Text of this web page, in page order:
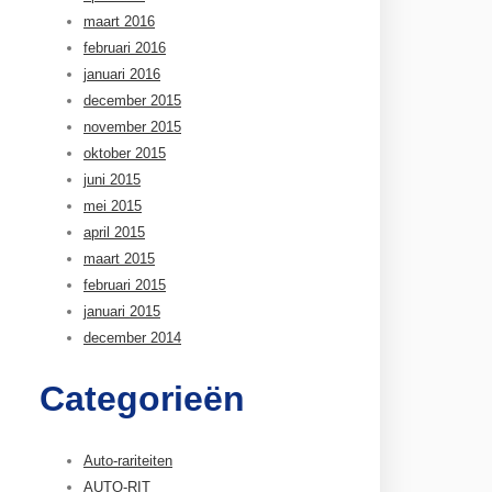
maart 2016
februari 2016
januari 2016
december 2015
november 2015
oktober 2015
juni 2015
mei 2015
april 2015
maart 2015
februari 2015
januari 2015
december 2014
Categorieën
Auto-rariteiten
AUTO-RIT